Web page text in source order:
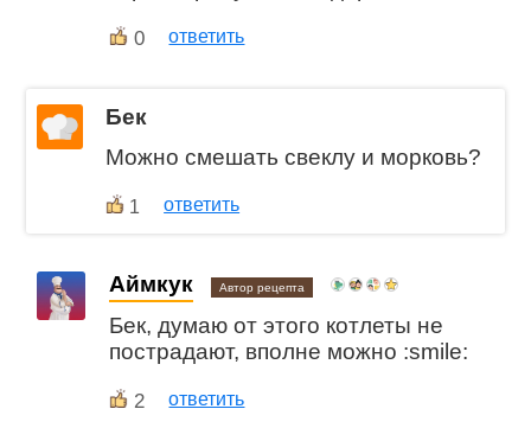
0 ответить
Бек
Можно смешать свеклу и морковь?
1 ответить
Аймкук Автор рецепта
Бек, думаю от этого котлеты не
пострадают, вполне можно :smile:
2 ответить